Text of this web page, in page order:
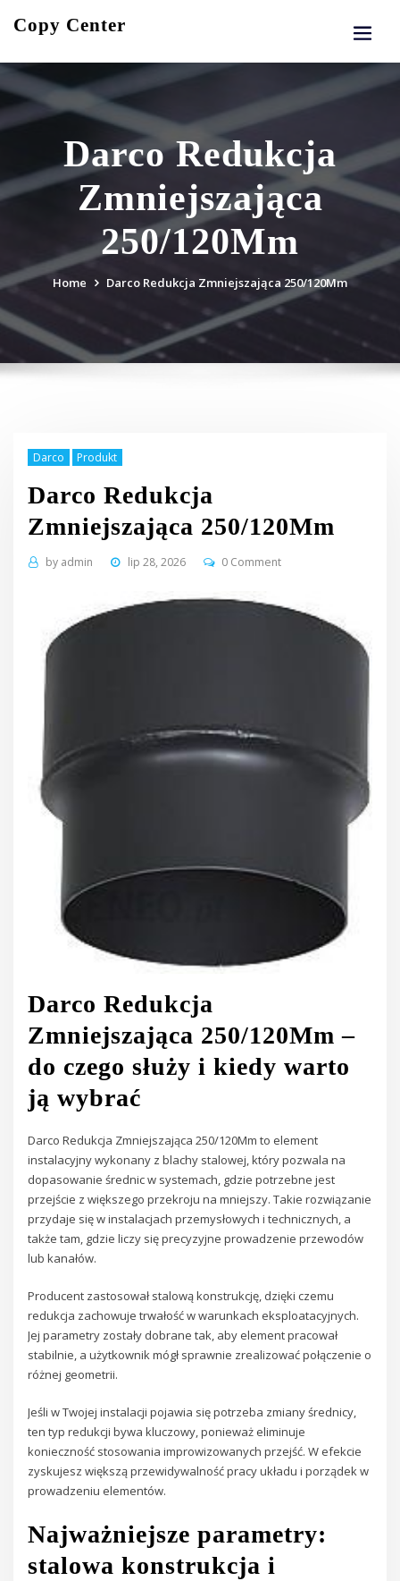
Copy Center
Darco Redukcja
Zmniejszająca
250/120Mm
Home Darco Redukcja Zmniejszająca 250/120Mm
Darco Produkt
Darco Redukcja
Zmniejszająca 250/120Mm
by admin lip 28, 2026 0 Comment
Darco Redukcja
Zmniejszająca 250/120Mm –
do czego służy i kiedy warto
ją wybrać
Darco Redukcja Zmniejszająca 250/120Mm to element
instalacyjny wykonany z blachy stalowej, który pozwala na
dopasowanie średnic w systemach, gdzie potrzebne jest
przejście z większego przekroju na mniejszy. Takie rozwiązanie
przydaje się w instalacjach przemysłowych i technicznych, a
także tam, gdzie liczy się precyzyjne prowadzenie przewodów
lub kanałów.
Producent zastosował stalową konstrukcję, dzięki czemu
redukcja zachowuje trwałość w warunkach eksploatacyjnych.
Jej parametry zostały dobrane tak, aby element pracował
stabilnie, a użytkownik mógł sprawnie zrealizować połączenie o
różnej geometrii.
Jeśli w Twojej instalacji pojawia się potrzeba zmiany średnicy,
ten typ redukcji bywa kluczowy, ponieważ eliminuje
konieczność stosowania improwizowanych przejść. W efekcie
zyskujesz większą przewidywalność pracy układu i porządek w
prowadzeniu elementów.
Najważniejsze parametry:
stalowa konstrukcja i